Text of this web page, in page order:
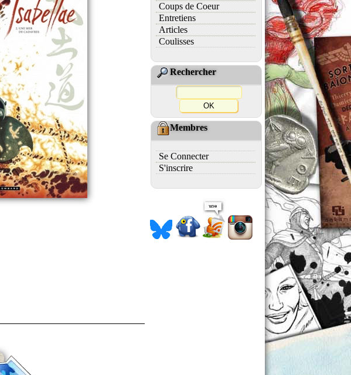
Coups de Coeur
Entretiens
Articles
Coulisses
Rechercher
Membres
Se Connecter
S'inscrire